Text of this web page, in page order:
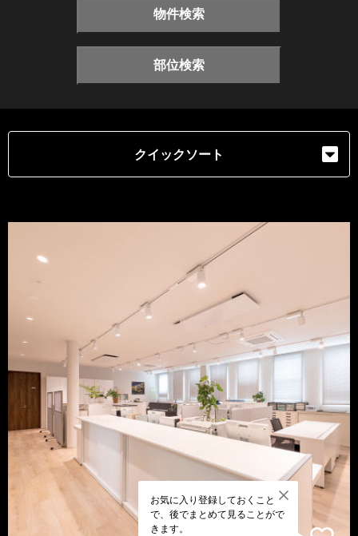
物件検索
部位検索
クイックソート
お気に入り登録しておくこと
で、後でまとめて見ることがで
きます。